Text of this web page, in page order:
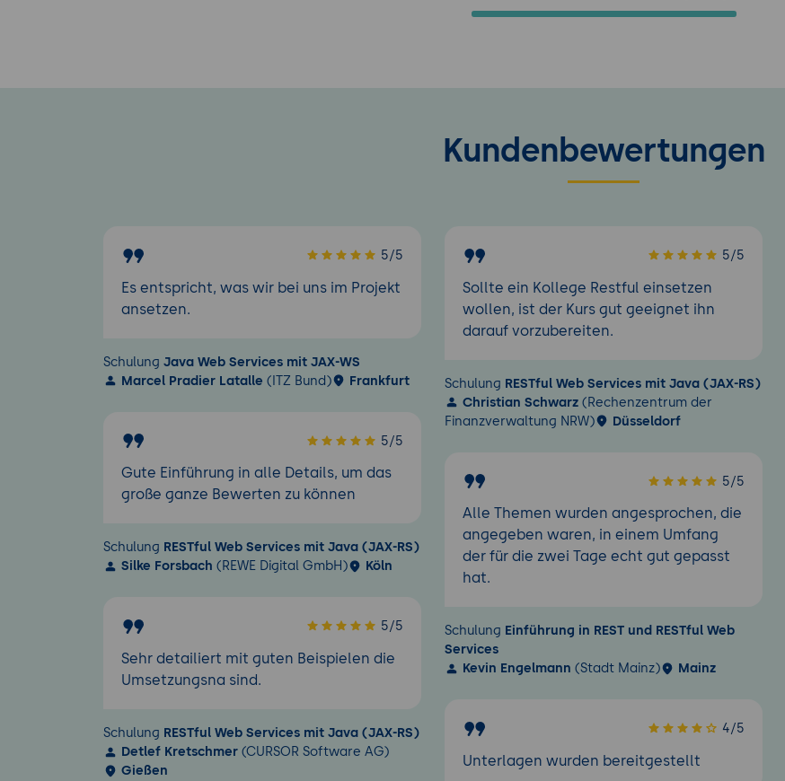
Kundenbewertungen
5/5
Es entspricht, was wir bei uns im Projekt
ansetzen.
Schulung Java Web Services mit JAX-WS
Marcel Pradier Latalle (ITZ Bund) Frankfurt
5/5
Gute Einführung in alle Details, um das
große ganze Bewerten zu können
Schulung RESTful Web Services mit Java (JAX-RS)
Silke Forsbach (REWE Digital GmbH) Köln
5/5
Sehr detailiert mit guten Beispielen die
Umsetzungsna sind.
Schulung RESTful Web Services mit Java (JAX-RS)
Detlef Kretschmer (CURSOR Software AG)
Gießen
5/5
Sollte ein Kollege Restful einsetzen
wollen, ist der Kurs gut geeignet ihn
darauf vorzubereiten.
Schulung RESTful Web Services mit Java (JAX-RS)
Christian Schwarz (Rechenzentrum der
Finanzverwaltung NRW)
Düsseldorf
5/5
Alle Themen wurden angesprochen, die
angegeben waren, in einem Umfang
der für die zwei Tage echt gut gepasst
hat.
Schulung Einführung in REST und RESTful Web
Services
Kevin Engelmann (Stadt Mainz) Mainz
4/5
Unterlagen wurden bereitgestellt